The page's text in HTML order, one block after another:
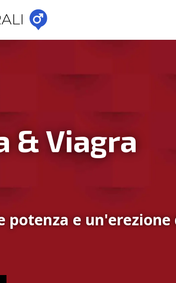
& Viagra
potenza e un'erezione